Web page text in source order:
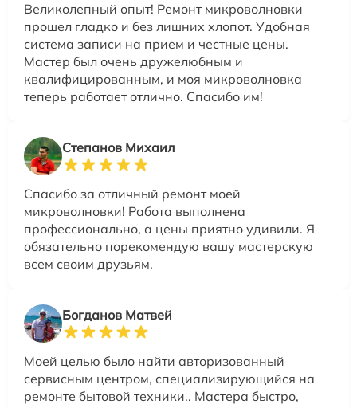
Великолепный опыт! Ремонт микроволновки
прошел гладко и без лишних хлопот. Удобная
система записи на прием и честные цены.
Мастер был очень дружелюбным и
квалифицированным, и моя микроволновка
теперь работает отлично. Спасибо им!
Степанов Михаил
Спасибо за отличный ремонт моей
микроволновки! Работа выполнена
профессионально, а цены приятно удивили. Я
обязательно порекомендую вашу мастерскую
всем своим друзьям.
Богданов Матвей
Моей целью было найти авторизованный
сервисным центром, специализирующийся на
ремонте бытовой техники.. Мастера быстро,